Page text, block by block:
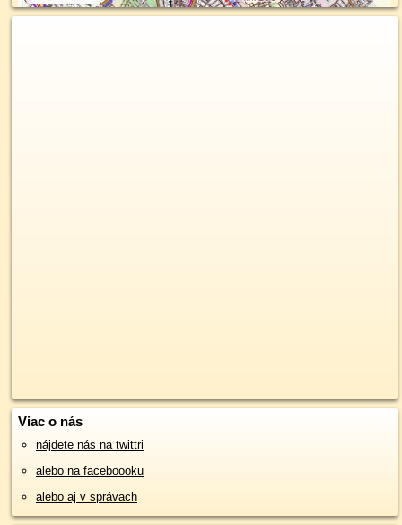
Viac o nás
nájdete nás na twittri
alebo na faceboooku
alebo aj v správach